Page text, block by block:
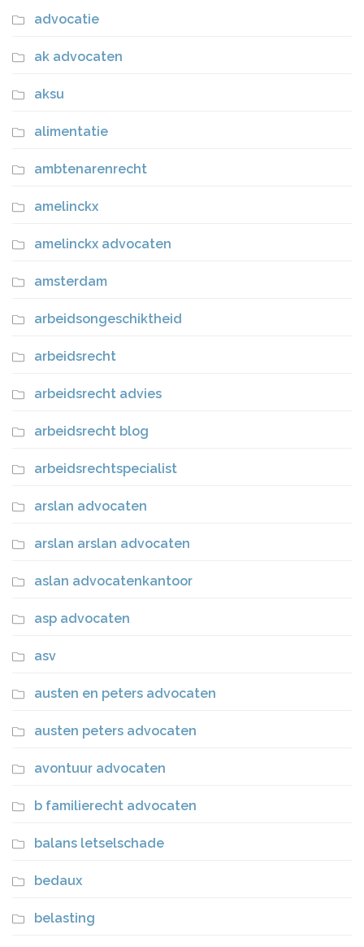
advocatie
ak advocaten
aksu
alimentatie
ambtenarenrecht
amelinckx
amelinckx advocaten
amsterdam
arbeidsongeschiktheid
arbeidsrecht
arbeidsrecht advies
arbeidsrecht blog
arbeidsrechtspecialist
arslan advocaten
arslan arslan advocaten
aslan advocatenkantoor
asp advocaten
asv
austen en peters advocaten
austen peters advocaten
avontuur advocaten
b familierecht advocaten
balans letselschade
bedaux
belasting